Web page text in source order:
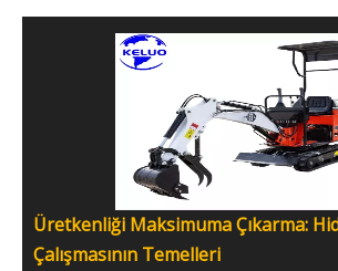
Üretkenliği Maksimuma Çıkarma:
Çalışmasının Temelleri